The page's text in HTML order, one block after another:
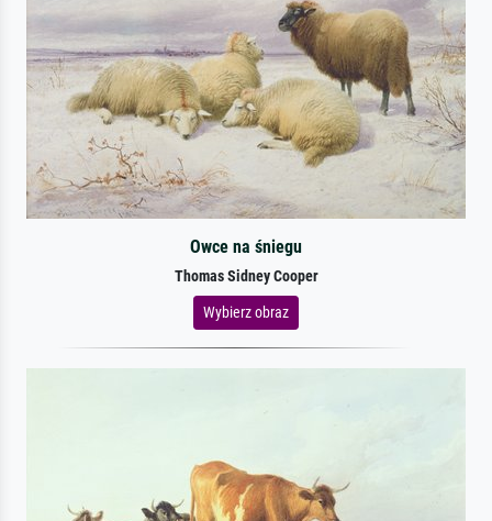
Owce na śniegu
Thomas Sidney Cooper
Wybierz obraz